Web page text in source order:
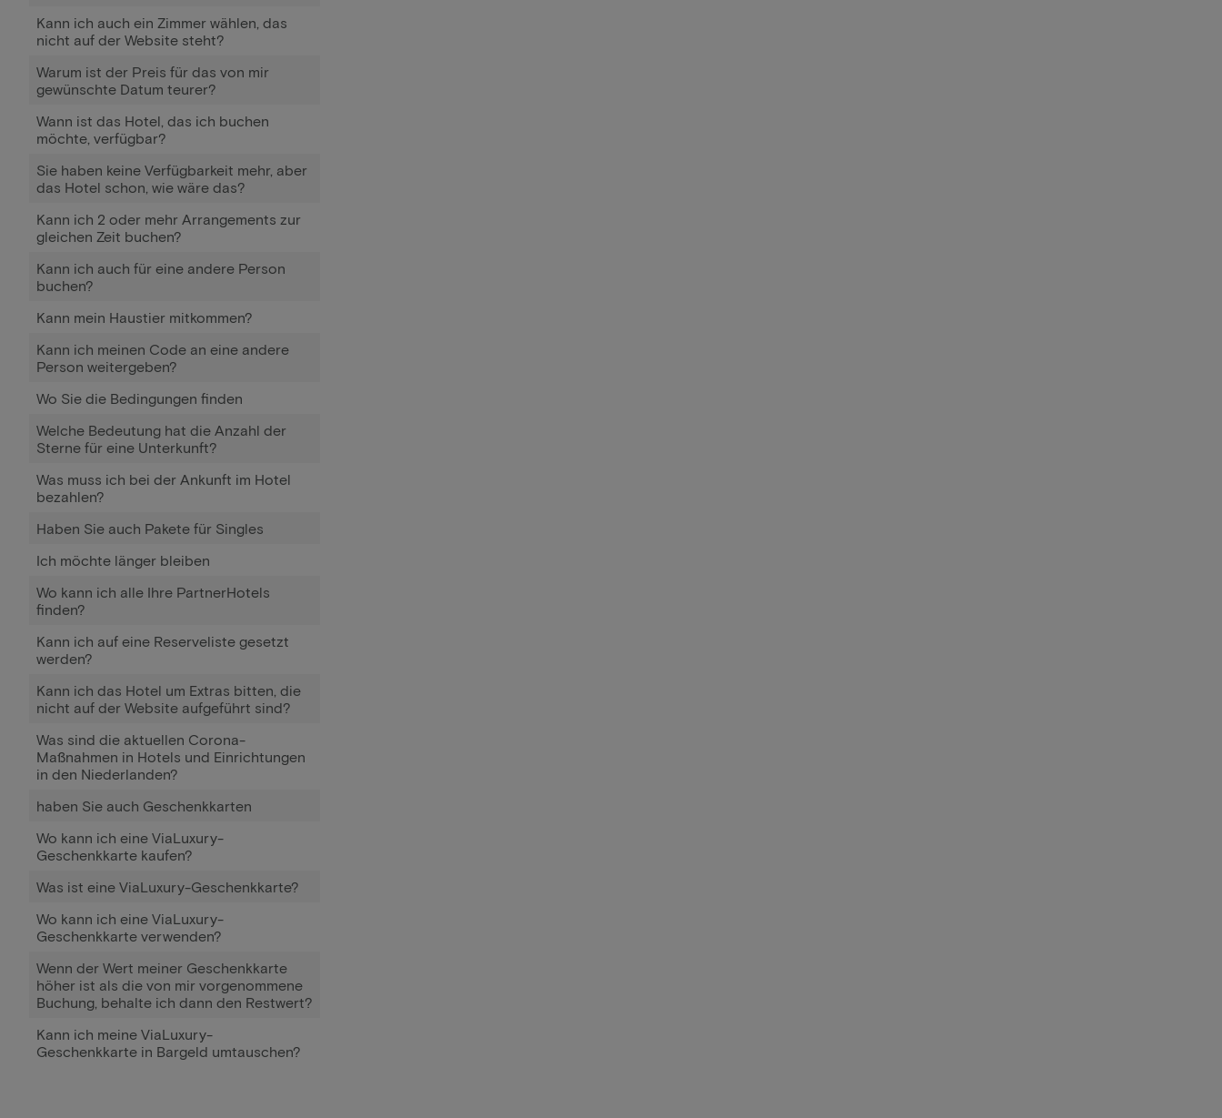
Kann ich auch ein Zimmer wählen, das
nicht auf der Website steht?
Warum ist der Preis für das von mir
gewünschte Datum teurer?
Wann ist das Hotel, das ich buchen
möchte, verfügbar?
Sie haben keine Verfügbarkeit mehr, aber
das Hotel schon, wie wäre das?
Kann ich 2 oder mehr Arrangements zur
gleichen Zeit buchen?
Kann ich auch für eine andere Person
buchen?
Kann mein Haustier mitkommen?
Kann ich meinen Code an eine andere
Person weitergeben?
Wo Sie die Bedingungen finden
Welche Bedeutung hat die Anzahl der
Sterne für eine Unterkunft?
Was muss ich bei der Ankunft im Hotel
bezahlen?
Haben Sie auch Pakete für Singles
Ich möchte länger bleiben
Wo kann ich alle Ihre PartnerHotels
finden?
Kann ich auf eine Reserveliste gesetzt
werden?
Kann ich das Hotel um Extras bitten, die
nicht auf der Website aufgeführt sind?
Was sind die aktuellen Corona-
Maßnahmen in Hotels und Einrichtungen
in den Niederlanden?
haben Sie auch Geschenkkarten
Wo kann ich eine ViaLuxury-
Geschenkkarte kaufen?
Was ist eine ViaLuxury-Geschenkkarte?
Wo kann ich eine ViaLuxury-
Geschenkkarte verwenden?
Wenn der Wert meiner Geschenkkarte
höher ist als die von mir vorgenommene
Buchung, behalte ich dann den Restwert?
Kann ich meine ViaLuxury-
Geschenkkarte in Bargeld umtauschen?